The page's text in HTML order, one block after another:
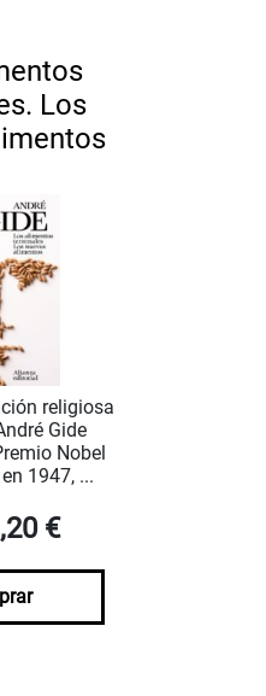
Los
religiosa
Gide
Nobel
1947, ...
€